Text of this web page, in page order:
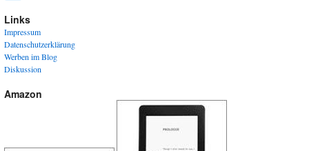
Links
Impressum
Datenschutzerklärung
Werben im Blog
Diskussion
Amazon